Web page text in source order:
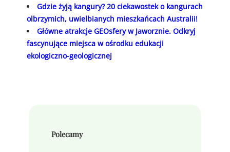
Gdzie żyją kangury? 20 ciekawostek o kangurach
olbrzymich, uwielbianych mieszkańcach Australii!
Główne atrakcje GEOsfery w Jaworznie. Odkryj
fascynujące miejsca w ośrodku edukacji
ekologiczno-geologicznej
Polecamy